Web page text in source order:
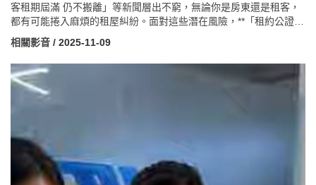
客租期屆滿 仍不搬離」等新聞層出不窮，無論你是房東還是租客，
都有可能捲入麻煩的租屋糾紛。面對這些潛在風險，**「租約公證」
**就是保障雙方權益的重要利器。本文將完整說明什麼是租約公證、
是否強制辦理、它的三大好處、公證費用計算方式、公證流程與文
件準備，並附上Q&A問答，幫助你在租賃過程中更加安心有保障。
相關影音 / 2025-11-09